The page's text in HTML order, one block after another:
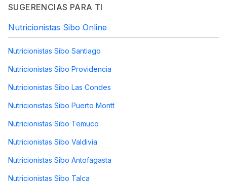
SUGERENCIAS PARA TI
Nutricionistas Sibo Online
Nutricionistas Sibo Santiago
Nutricionistas Sibo Providencia
Nutricionistas Sibo Las Condes
Nutricionistas Sibo Puerto Montt
Nutricionistas Sibo Temuco
Nutricionistas Sibo Valdivia
Nutricionistas Sibo Antofagasta
Nutricionistas Sibo Talca